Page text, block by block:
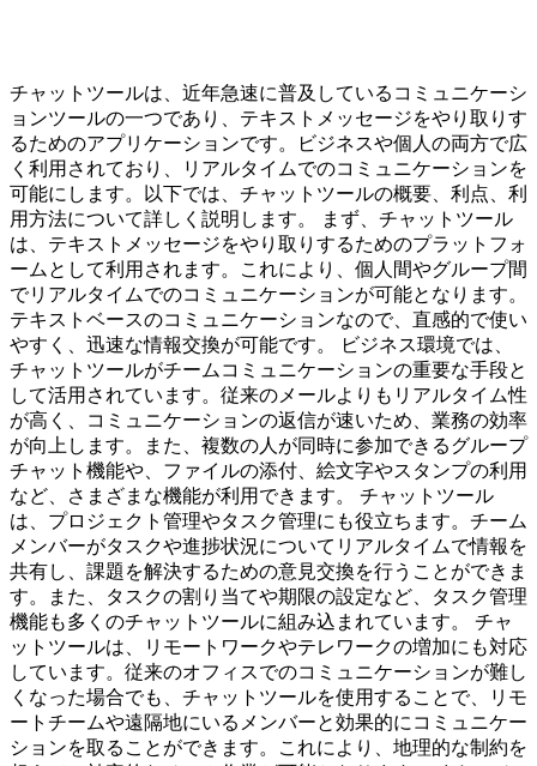
チャットツールは、近年急速に普及しているコミュニケーシ
ョンツールの一つであり、テキストメッセージをやり取りす
るためのアプリケーションです。ビジネスや個人の両方で広
く利用されており、リアルタイムでのコミュニケーションを
可能にします。以下では、チャットツールの概要、利点、利
用方法について詳しく説明します。 まず、チャットツール
は、テキストメッセージをやり取りするためのプラットフォ
ームとして利用されます。これにより、個人間やグループ間
でリアルタイムでのコミュニケーションが可能となります。
テキストベースのコミュニケーションなので、直感的で使い
やすく、迅速な情報交換が可能です。 ビジネス環境では、
チャットツールがチームコミュニケーションの重要な手段と
して活用されています。従来のメールよりもリアルタイム性
が高く、コミュニケーションの返信が速いため、業務の効率
が向上します。また、複数の人が同時に参加できるグループ
チャット機能や、ファイルの添付、絵文字やスタンプの利用
など、さまざまな機能が利用できます。 チャットツール
は、プロジェクト管理やタスク管理にも役立ちます。チーム
メンバーがタスクや進捗状況についてリアルタイムで情報を
共有し、課題を解決するための意見交換を行うことができま
す。また、タスクの割り当てや期限の設定など、タスク管理
機能も多くのチャットツールに組み込まれています。 チャ
ットツールは、リモートワークやテレワークの増加にも対応
しています。従来のオフィスでのコミュニケーションが難し
くなった場合でも、チャットツールを使用することで、リモ
ートチームや遠隔地にいるメンバーと効果的にコミュニケー
ションを取ることができます。これにより、地理的な制約を